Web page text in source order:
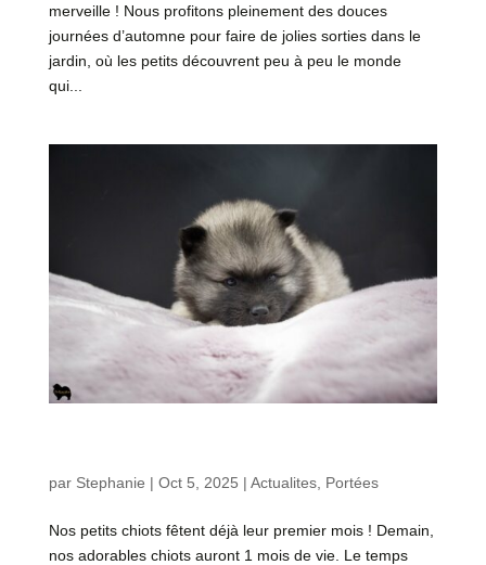
merveille ! Nous profitons pleinement des douces
journées d’automne pour faire de jolies sorties dans le
jardin, où les petits découvrent peu à peu le monde
qui...
par Stephanie | Oct 5, 2025 | Actualites, Portées
Nos petits chiots fêtent déjà leur premier mois ! Demain,
nos adorables chiots auront 1 mois de vie. Le temps